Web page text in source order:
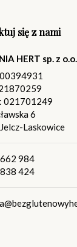
się z nami
HERT sp. z o.o.
021701249
6
Laskowice
984
424